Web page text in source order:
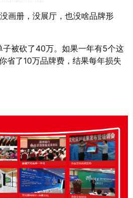
画册，没展厅，也没啥品牌形
子被砍了40万。如果一年有5个这
省了10万品牌费，结果每年损失